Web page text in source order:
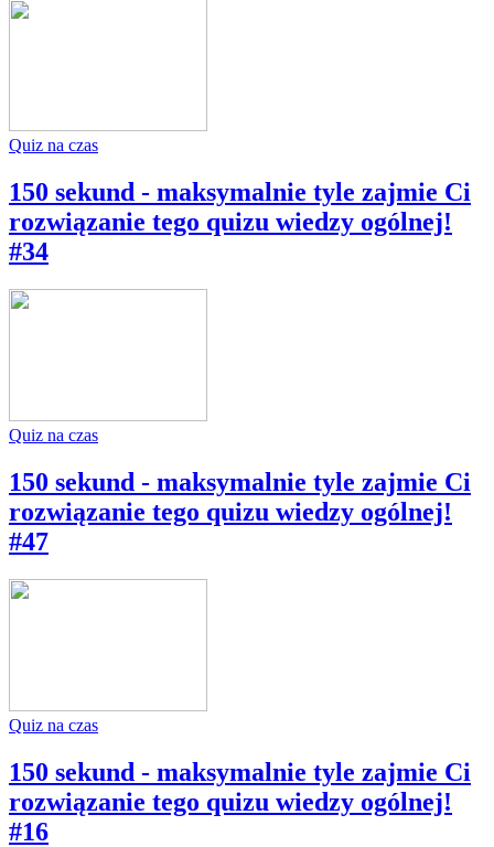
Quiz na czas
150 sekund - maksymalnie tyle zajmie Ci
rozwiązanie tego quizu wiedzy ogólnej!
#34
Quiz na czas
150 sekund - maksymalnie tyle zajmie Ci
rozwiązanie tego quizu wiedzy ogólnej!
#47
Quiz na czas
150 sekund - maksymalnie tyle zajmie Ci
rozwiązanie tego quizu wiedzy ogólnej!
#16